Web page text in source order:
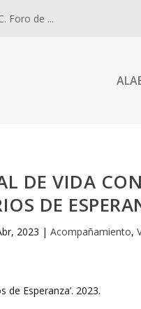
Foro de ...
DE VIDA
DE
2023 |Acompañamiento,